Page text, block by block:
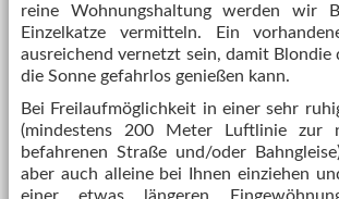
reine Wohnungshaltung werden wir
Einzelkatze vermitteln. Ein
ausreichend vernetzt sein, damit Blondie
die Sonne gefahrlos genießen kann.
Bei Freilaufmöglichkeit in einer sehr
(mindestens 200 Meter Luftlinie zur
befahrenen Straße und/oder
aber auch alleine bei Ihnen einziehen